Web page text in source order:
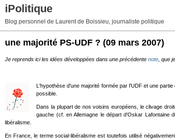
iPolitique
Blog personnel de Laurent de Boissieu, journaliste politique
une majorité PS-UDF ? (09 mars 2007)
Je reprends ici les idées développées dans une précédente note , que
L'hypothèse d'une majorité formée par l'UDF et une
possible.
Dans la plupart de nos voisins européens, le clivage
gauche (cf. en Allemagne le départ d'Oskar Lafontaine
libéralisme.
En France, le terme social-libéralisme est toutefois utilisé